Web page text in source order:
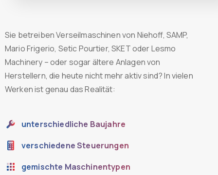
Sie betreiben Verseilmaschinen von Niehoff, SAMP,
Mario Frigerio, Setic Pourtier, SKET oder Lesmo
Machinery – oder sogar ältere Anlagen von
Herstellern, die heute nicht mehr aktiv sind? In vielen
Werken ist genau das Realität:
unterschiedliche Baujahre
verschiedene Steuerungen
gemischte Maschinentypen